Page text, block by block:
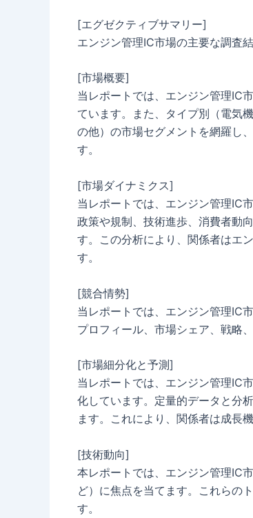
[エグゼクティブサマリー]
エンジン管理IC市場の主要な調査
[市場概要]
当レポートでは、エンジン管理IC
ています。また、タイプ別（電気
の他）の市場セグメントを網羅し
す。
[市場ダイナミクス]
当レポートでは、エンジン管理IC
政策や規制、技術進歩、消費者動
す。この分析により、関係者はエ
す。
[競合情勢]
当レポートでは、エンジン管理IC
プロフィール、市場シェア、戦略
[市場細分化と予測]
当レポートでは、エンジン管理IC
化しています。定量的データと分
ます。これにより、関係者は成長
[技術動向]
本レポートでは、エンジン管理IC
ど）に焦点を当てます。これらの
す。